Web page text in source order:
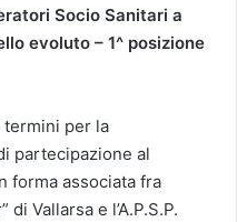
Socio Sanitari a
evoluto – 1^ posizione
per la
partecipazione al
forma associata fra
di Vallarsa e l’A.P.S.P.